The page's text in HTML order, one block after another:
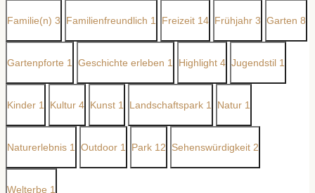
Familie(n) 3 Familienfreundlich 1 Freizeit 14 Frühjahr 3 Garten 8
Gartenpforte 1 Geschichte erleben 1 Highlight 4 Jugendstil 1
Kinder 1 Kultur 4 Kunst 1 Landschaftspark 1 Natur 1
Naturerlebnis 1 Outdoor 1 Park 12 Sehenswürdigkeit 2
Welterbe 1